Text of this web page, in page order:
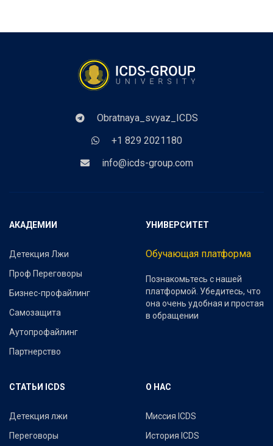
Obratnaya_svyaz_ICDS
+1 829 2021180
info@icds-group.com
АКАДЕМИИ
Детекция Лжи
Проф Переговоры
Бизнес-профайлинг
Самозащита
Аутопрофайлинг
Партнерство
УНИВЕРСИТЕТ
Обучающая платформа
Познакомьтесь с нашей
платформой. Убедитесь, что
она очень удобная и простая
в обращении
СТАТЬИ ICDS
Детекция лжи
Переговоры
О НАС
Миссия ICDS
История ICDS